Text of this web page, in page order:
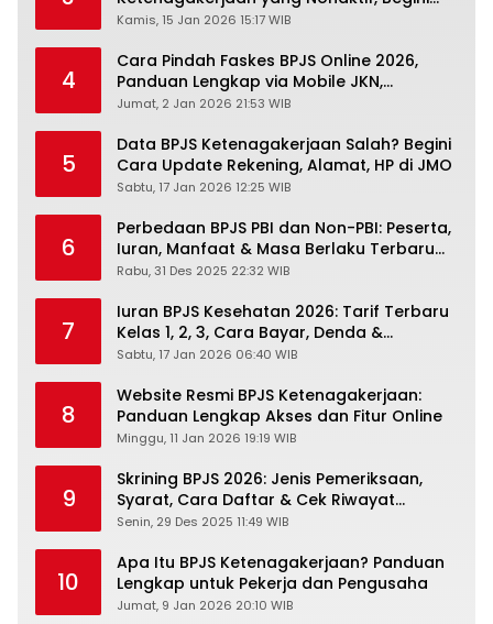
Panduan Lengkapnya
Kamis, 15 Jan 2026 15:17 WIB
4
Cara Pindah Faskes BPJS Online 2026,
Panduan Lengkap via Mobile JKN,
PANDAWA & Offiline Kantor Cabang
Jumat, 2 Jan 2026 21:53 WIB
5
Data BPJS Ketenagakerjaan Salah? Begini
Cara Update Rekening, Alamat, HP di JMO
Sabtu, 17 Jan 2026 12:25 WIB
6
Perbedaan BPJS PBI dan Non-PBI: Peserta,
Iuran, Manfaat & Masa Berlaku Terbaru
2026
Rabu, 31 Des 2025 22:32 WIB
7
Iuran BPJS Kesehatan 2026: Tarif Terbaru
Kelas 1, 2, 3, Cara Bayar, Denda &
Panduan Lengkap Peserta JKN-KIS
Sabtu, 17 Jan 2026 06:40 WIB
8
Website Resmi BPJS Ketenagakerjaan:
Panduan Lengkap Akses dan Fitur Online
Minggu, 11 Jan 2026 19:19 WIB
9
Skrining BPJS 2026: Jenis Pemeriksaan,
Syarat, Cara Daftar & Cek Riwayat
Kesehatan Gratis
Senin, 29 Des 2025 11:49 WIB
10
Apa Itu BPJS Ketenagakerjaan? Panduan
Lengkap untuk Pekerja dan Pengusaha
Jumat, 9 Jan 2026 20:10 WIB